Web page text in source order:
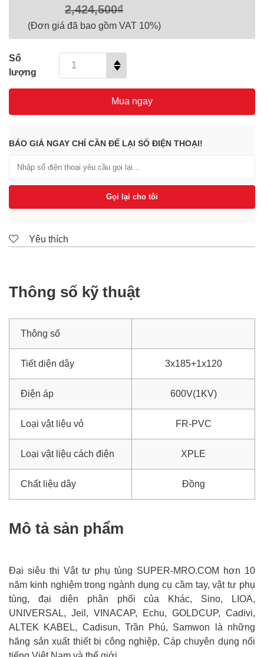
2,424,500₫
(Đơn giá đã bao gồm VAT 10%)
Số
lượng
Mua ngay
BÁO GIÁ NGAY CHỈ CẦN ĐỂ LẠI SỐ ĐIỆN THOẠI!
Gọi lại cho tôi
Yêu thích
Thông số kỹ thuật
Thông số
Tiết diện dây 3x185+1x120
Điện áp 600V(1KV)
Loại vật liệu vỏ FR-PVC
Loại vật liệu cách điện XPLE
Chất liệu dây Đồng
Mô tả sản phẩm
Đại siêu thị Vật tư phụ tùng SUPER-MRO.COM hơn 10
năm kinh nghiệm trong ngành dụng cụ cầm tay, vật tư phụ
tùng, đại diện phân phối của Khác, Sino, LIOA,
UNIVERSAL, Jeil, VINACAP, Echu, GOLDCUP, Cadivi,
ALTEK KABEL, Cadisun, Trần Phú, Samwon là những
hãng sản xuất thiết bị công nghiệp, Cáp chuyên dụng nổi